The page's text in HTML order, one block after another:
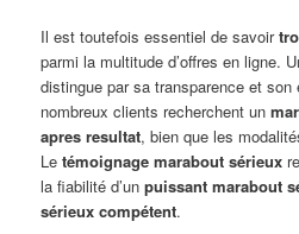
Il est toutefois essentiel de savoir
parmi la multitude d’offres en ligne.
distingue par sa transparence et
nombreux clients recherchent un
apres resultat, bien que les
Letémoignage marabout sérieux
la fiabilité d’unpuissant marabout
sérieux compétent.